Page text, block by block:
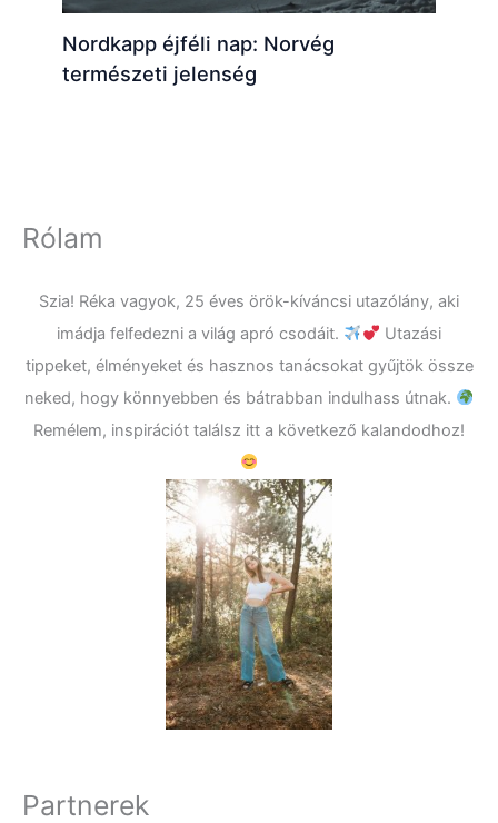
Nordkapp éjféli nap: Norvég
természeti jelenség
Rólam
Szia! Réka vagyok, 25 éves örök-kíváncsi utazólány, aki
imádja felfedezni a világ apró csodáit.
Utazási
tippeket, élményeket és hasznos tanácsokat gyűjtök össze
neked, hogy könnyebben és bátrabban indulhass útnak.
Remélem, inspirációt találsz itt a következő kalandodhoz!
Partnerek